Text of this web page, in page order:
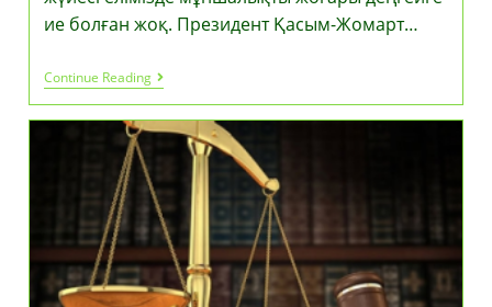
ие болған жоқ. Президент Қасым-Жомарт…
Continue ReadingҚұқық
Қорғау
Саласына
Серпін
Береді